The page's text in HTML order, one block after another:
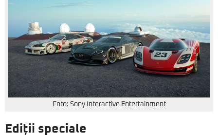
Foto: Sony Interactive Entertainment
Ediții speciale